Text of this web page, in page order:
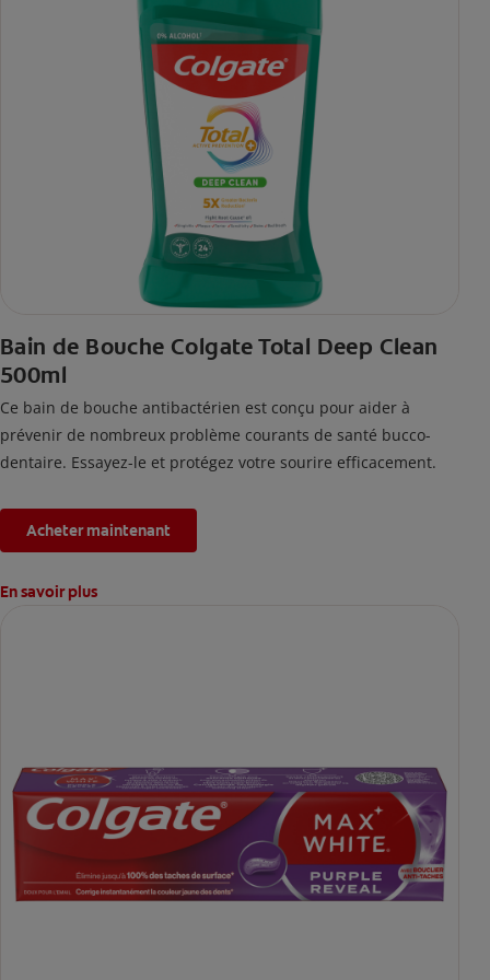
Bain de Bouche Colgate Total Deep Clean
500ml
Ce bain de bouche antibactérien est conçu pour aider à
prévenir de nombreux problème courants de santé bucco-
dentaire. Essayez-le et protégez votre sourire efficacement.
Acheter maintenant
En savoir plus